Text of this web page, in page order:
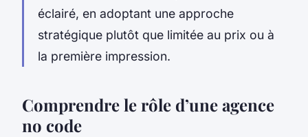
éclairé, en adoptant une approche
stratégique plutôt que limitée au prix ou à
la première impression.
Comprendre le rôle d’une agence
no code